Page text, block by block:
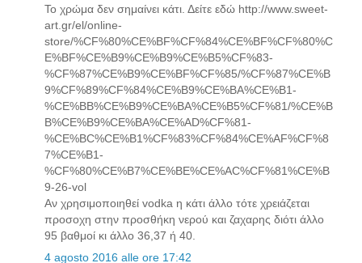
Το χρώμα δεν σημαίνει κάτι. Δείτε εδώ http://www.sweet-
art.gr/el/online-
store/%CF%80%CE%BF%CF%84%CE%BF%CF%80%C
E%BF%CE%B9%CE%B9%CE%B5%CF%83-
%CF%87%CE%B9%CE%BF%CF%85/%CF%87%CE%B
9%CF%89%CF%84%CE%B9%CE%BA%CE%B1-
%CE%BB%CE%B9%CE%BA%CE%B5%CF%81/%CE%B
B%CE%B9%CE%BA%CE%AD%CF%81-
%CE%BC%CE%B1%CF%83%CF%84%CE%AF%CF%8
7%CE%B1-
%CF%80%CE%B7%CE%BE%CE%AC%CF%81%CE%B
9-26-vol
Αν χρησιμοποιηθεί vodka η κάτι άλλο τότε χρειάζεται
προσοχη στην προσθήκη νερού και ζαχαρης διότι άλλο
95 βαθμοί κι άλλο 36,37 ή 40.
4 agosto 2016 alle ore 17:42